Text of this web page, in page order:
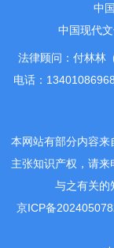
中
中国现代
法律顾问：付林林
电话：
本网站有部分内容
主张知识产权，请来
与之有关的
京ICP备